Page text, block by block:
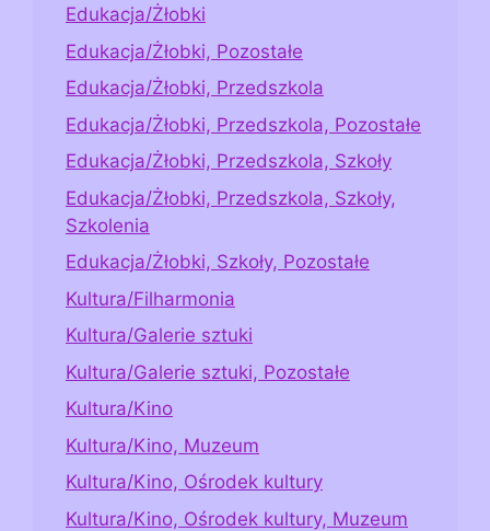
Edukacja/Żłobki
Edukacja/Żłobki, Pozostałe
Edukacja/Żłobki, Przedszkola
Edukacja/Żłobki, Przedszkola, Pozostałe
Edukacja/Żłobki, Przedszkola, Szkoły
Edukacja/Żłobki, Przedszkola, Szkoły,
Szkolenia
Edukacja/Żłobki, Szkoły, Pozostałe
Kultura/Filharmonia
Kultura/Galerie sztuki
Kultura/Galerie sztuki, Pozostałe
Kultura/Kino
Kultura/Kino, Muzeum
Kultura/Kino, Ośrodek kultury
Kultura/Kino, Ośrodek kultury, Muzeum